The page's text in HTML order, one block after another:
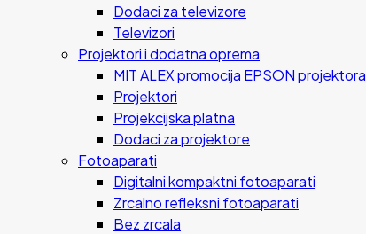
Dodaci za televizore
Televizori
Projektori i dodatna oprema
MIT ALEX promocija EPSON projektora
Projektori
Projekcijska platna
Dodaci za projektore
Fotoaparati
Digitalni kompaktni fotoaparati
Zrcalno refleksni fotoaparati
Bez zrcala